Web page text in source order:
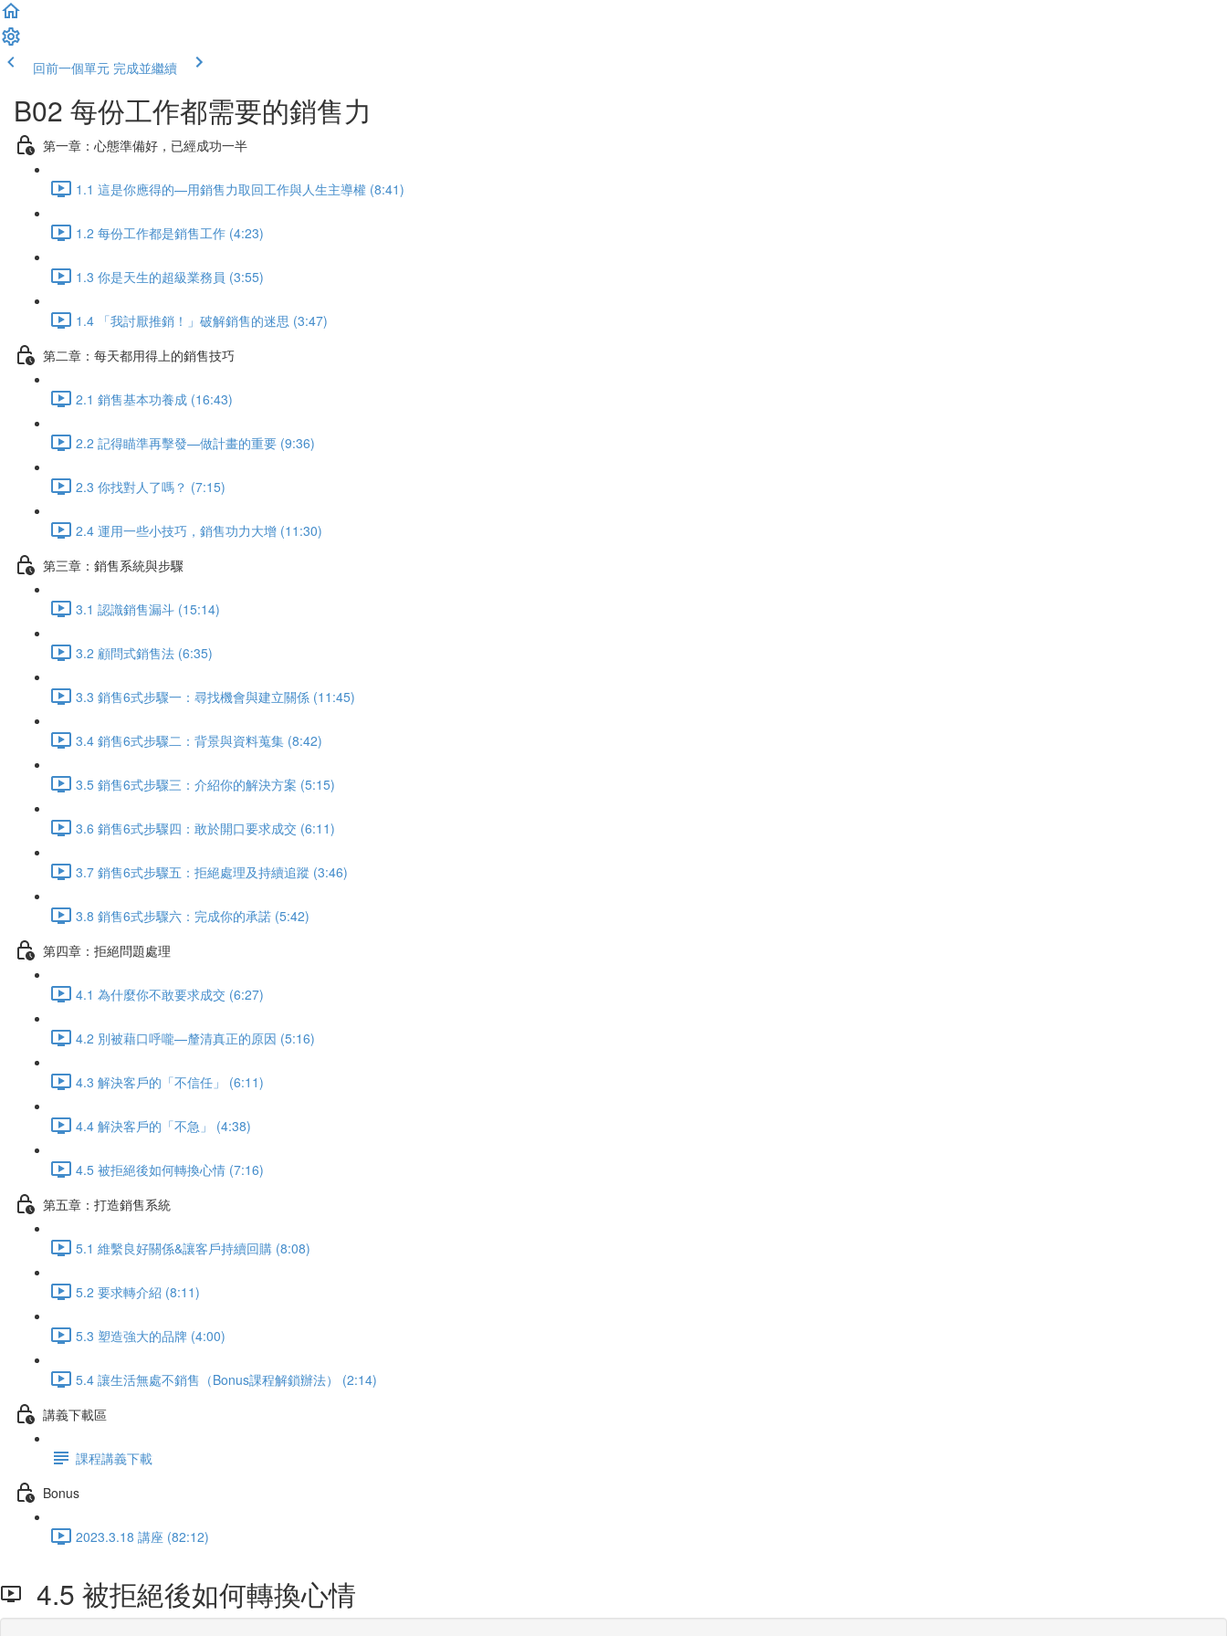
回前一個單元 完成並繼續
B02 每份工作都需要的銷售力
第一章：心態準備好，已經成功一半
1.1 這是你應得的—用銷售力取回工作與人生主導權 (8:41)
1.2 每份工作都是銷售工作 (4:23)
1.3 你是天生的超級業務員 (3:55)
1.4 「我討厭推銷！」破解銷售的迷思 (3:47)
第二章：每天都用得上的銷售技巧
2.1 銷售基本功養成 (16:43)
2.2 記得瞄準再擊發—做計畫的重要 (9:36)
2.3 你找對人了嗎？ (7:15)
2.4 運用一些小技巧，銷售功力大增 (11:30)
第三章：銷售系統與步驟
3.1 認識銷售漏斗 (15:14)
3.2 顧問式銷售法 (6:35)
3.3 銷售6式步驟一：尋找機會與建立關係 (11:45)
3.4 銷售6式步驟二：背景與資料蒐集 (8:42)
3.5 銷售6式步驟三：介紹你的解決方案 (5:15)
3.6 銷售6式步驟四：敢於開口要求成交 (6:11)
3.7 銷售6式步驟五：拒絕處理及持續追蹤 (3:46)
3.8 銷售6式步驟六：完成你的承諾 (5:42)
第四章：拒絕問題處理
4.1 為什麼你不敢要求成交 (6:27)
4.2 別被藉口呼嚨—釐清真正的原因 (5:16)
4.3 解決客戶的「不信任」 (6:11)
4.4 解決客戶的「不急」 (4:38)
4.5 被拒絕後如何轉換心情 (7:16)
第五章：打造銷售系統
5.1 維繫良好關係&讓客戶持續回購 (8:08)
5.2 要求轉介紹 (8:11)
5.3 塑造強大的品牌 (4:00)
5.4 讓生活無處不銷售（Bonus課程解鎖辦法） (2:14)
講義下載區
課程講義下載
Bonus
2023.3.18 講座 (82:12)
4.5 被拒絕後如何轉換心情